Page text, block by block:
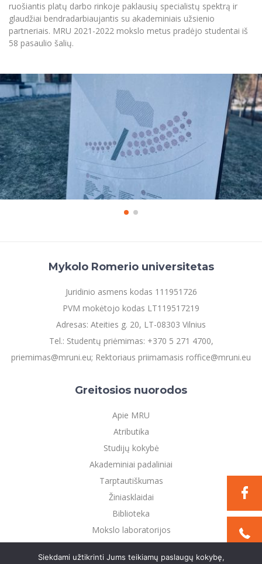
ruošiantis platų darbo rinkoje paklausių specialistų spektrą ir
glaudžiai bendradarbiaujantis su akademiniais užsienio
partneriais. MRU 2021-2022 mokslo metus pradėjo studentai iš
58 pasaulio šalių.
Mykolo Romerio universitetas
Juridinio asmens kodas 111951726
PVM mokėtojo kodas LT119517219
Adresas: Ateities g. 20, LT-08303 Vilnius
Tel.: Studentų priėmimas: +370 5 271 4700,
priemimas@mruni.eu; Rektoriaus priimamasis roffice@mruni.eu
Greitosios nuorodos
Apie MRU
Atributika
Studijų kokybė
Akademiniai padaliniai
Tarptautiškumas
Žiniasklaidai
Biblioteka
Mokslo laboratorijos
Privatumo politika
Siekdami užtikrinti Jums teikiamų paslaugų kokybę,